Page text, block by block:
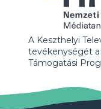
A Keszthelyi
tevékenységét a
Támogatási